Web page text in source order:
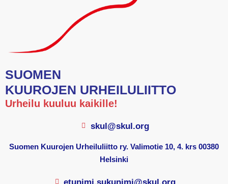
SUOMEN
KUUROJEN URHEILULIITTO
Urheilu kuuluu kaikille!
skul@skul.org
Suomen Kuurojen Urheiluliitto ry. Valimotie 10, 4. krs 00380
Helsinki